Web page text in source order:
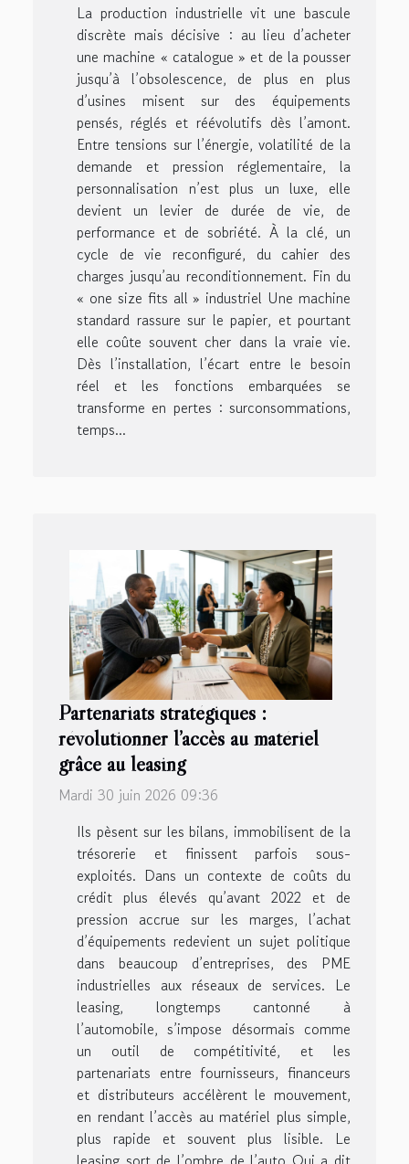
La production industrielle vit une bascule
discrète mais décisive : au lieu d’acheter
une machine « catalogue » et de la pousser
jusqu’à l’obsolescence, de plus en plus
d’usines misent sur des équipements
pensés, réglés et réévolutifs dès l’amont.
Entre tensions sur l’énergie, volatilité de la
demande et pression réglementaire, la
personnalisation n’est plus un luxe, elle
devient un levier de durée de vie, de
performance et de sobriété. À la clé, un
cycle de vie reconfiguré, du cahier des
charges jusqu’au reconditionnement. Fin du
« one size fits all » industriel Une machine
standard rassure sur le papier, et pourtant
elle coûte souvent cher dans la vraie vie.
Dès l’installation, l’écart entre le besoin
réel et les fonctions embarquées se
transforme en pertes : surconsommations,
temps...
Partenariats stratégiques :
révolutionner l’accès au matériel
grâce au leasing
Mardi 30 juin 2026 09:36
Ils pèsent sur les bilans, immobilisent de la
trésorerie et finissent parfois sous-
exploités. Dans un contexte de coûts du
crédit plus élevés qu’avant 2022 et de
pression accrue sur les marges, l’achat
d’équipements redevient un sujet politique
dans beaucoup d’entreprises, des PME
industrielles aux réseaux de services. Le
leasing, longtemps cantonné à
l’automobile, s’impose désormais comme
un outil de compétitivité, et les
partenariats entre fournisseurs, financeurs
et distributeurs accélèrent le mouvement,
en rendant l’accès au matériel plus simple,
plus rapide et souvent plus lisible. Le